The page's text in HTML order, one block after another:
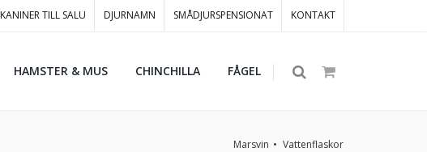
KANINER TILL SALU DJURNAMN SMÅDJURSPENSIONAT KONTAKT
HAMSTER & MUS CHINCHILLA FÅGEL
Marsvin Vattenflaskor